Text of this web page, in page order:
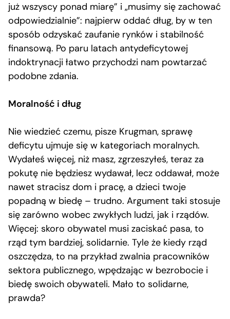
już wszyscy ponad miarę” i „musimy się zachować
odpowiedzialnie”: najpierw oddać dług, by w ten
sposób odzyskać zaufanie rynków i stabilność
finansową. Po paru latach antydeficytowej
indoktrynacji łatwo przychodzi nam powtarzać
podobne zdania.
Moralność i dług
Nie wiedzieć czemu, pisze Krugman, sprawę
deficytu ujmuje się w kategoriach moralnych.
Wydałeś więcej, niż masz, zgrzeszyłeś, teraz za
pokutę nie będziesz wydawał, lecz oddawał, może
nawet stracisz dom i pracę, a dzieci twoje
popadną w biedę – trudno. Argument taki stosuje
się zarówno wobec zwykłych ludzi, jak i rządów.
Więcej: skoro obywatel musi zaciskać pasa, to
rząd tym bardziej, solidarnie. Tyle że kiedy rząd
oszczędza, to na przykład zwalnia pracowników
sektora publicznego, wpędzając w bezrobocie i
biedę swoich obywateli. Mało to solidarne,
prawda?